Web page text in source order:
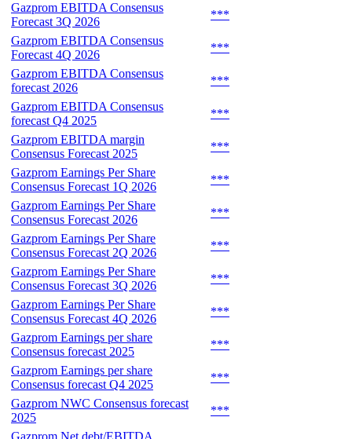
Gazprom EBITDA Consensus
Forecast 3Q 2026
***
Gazprom EBITDA Consensus
Forecast 4Q 2026
***
Gazprom EBITDA Consensus
forecast 2026
***
Gazprom EBITDA Consensus
forecast Q4 2025
***
Gazprom EBITDA margin
Consensus Forecast 2025
***
Gazprom Earnings Per Share
Consensus Forecast 1Q 2026
***
Gazprom Earnings Per Share
Consensus Forecast 2026
***
Gazprom Earnings Per Share
Consensus Forecast 2Q 2026
***
Gazprom Earnings Per Share
Consensus Forecast 3Q 2026
***
Gazprom Earnings Per Share
Consensus Forecast 4Q 2026
***
Gazprom Earnings per share
Consensus forecast 2025
***
Gazprom Earnings per share
Consensus forecast Q4 2025
***
Gazprom NWC Consensus forecast
2025
***
Gazprom Net debt/EBITDA